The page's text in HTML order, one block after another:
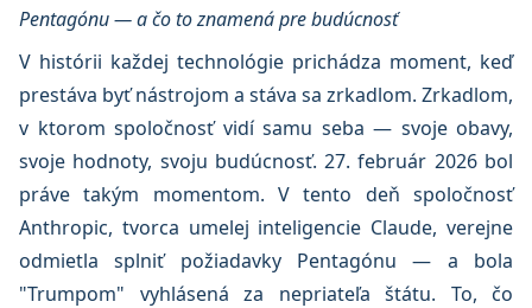
Pentagónu — a čo to znamená pre budúcnosť
V histórii každej technológie prichádza moment, keď
prestáva byť nástrojom a stáva sa zrkadlom. Zrkadlom,
v ktorom spoločnosť vidí samu seba — svoje obavy,
svoje hodnoty, svoju budúcnosť. 27. február 2026 bol
práve takým momentom. V tento deň spoločnosť
Anthropic, tvorca umelej inteligencie Claude, verejne
odmietla splniť požiadavky Pentagónu — a bola
"Trumpom" vyhlásená za nepriateľa štátu. To, čo